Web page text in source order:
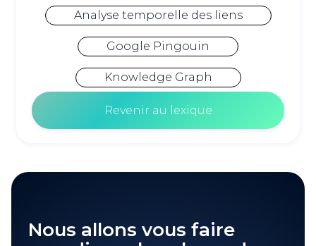
Analyse temporelle des liens
Google Pingouin
Knowledge Graph
Revenir au lexique
Nous allons vous faire